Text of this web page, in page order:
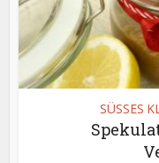
SÜSSES